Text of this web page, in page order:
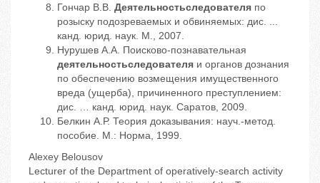
Гончар В.В. Деятельностьследователя по
розыску подозреваемых и обвиняемых: дис. ...
канд. юрид. наук. М., 2007.
Нурушев А.А. Поисково-познавательная
деятельностьследователя и органов дознания
по обеспечению возмещения имущественного
вреда (ущерба), причиненного преступлением:
дис. … канд. юрид. наук. Саратов, 2009.
Белкин А.Р. Теория доказывания: науч.-метод.
пособие. М.: Норма, 1999.
Alexey Belousov
Lecturer of the Department of operatively-search activity